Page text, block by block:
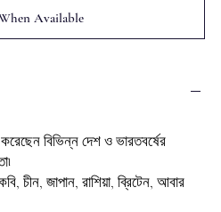
Available
বিভিন্ন দেশ ও ভারতবর্ষের
চীন, জাপান, রাশিয়া, ব্রিটেন, আবার